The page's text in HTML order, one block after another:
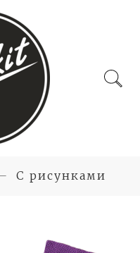
С рисунками